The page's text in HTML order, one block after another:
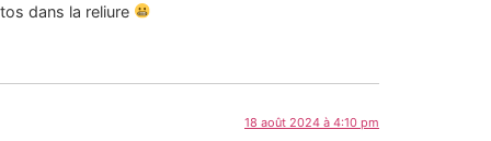
dans la reliure
18 août 2024 à 4:10 pm